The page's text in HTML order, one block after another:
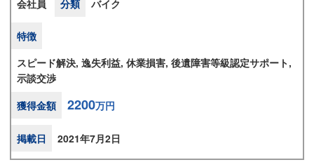
会社員 分類 バイク
特徴
スピード解決, 逸失利益, 休業損害, 後遺障害等級認定サポート,
示談交渉
獲得金額
2200万円
掲載日 2021年7月2日